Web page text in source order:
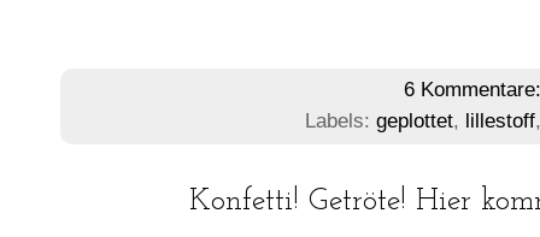
6
Labels:geplottet, lillestoff
Konfetti! Getröte! Hier